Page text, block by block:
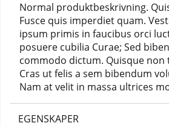
Normal produktbeskrivning.
Fusce quis imperdiet quam.
ipsum primis in faucibus orci
posuere cubilia Curae; Sed
commodo dictum. Quisque non
Cras ut felis a sem bibendum
Nam at velit in massa ultrices
EGENSKAPER